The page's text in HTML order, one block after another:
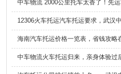
中车物流 2000公里托车太香了！先
12306火车托运汽车托运要求，武汉
海南汽车托运价格一览表，省钱攻略